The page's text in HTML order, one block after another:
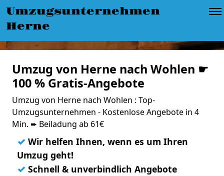
Umzugsunternehmen
Herne
Umzug von Herne nach Wohlen ☛
100 % Gratis-Angebote
Umzug von Herne nach Wohlen : Top-
Umzugsunternehmen - Kostenlose Angebote in 4
Min. ➨ Beiladung ab 61€
✓ Wir helfen Ihnen, wenn es um Ihren
Umzug geht!
✓ Schnell & unverbindlich Angebote